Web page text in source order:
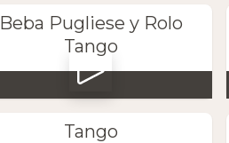
Beba Pugliese y Rolo
Tango
Tango